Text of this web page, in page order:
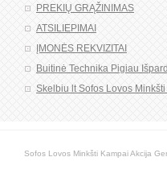
PREKIŲ GRĄŽINIMAS
ATSILIEPIMAI
ĮMONĖS REKVIZITAI
Buitinė Technika Pigiau
Skelbiu lt Sofos Lovos
Sofos Lovos Minkšti Kampai Akcija